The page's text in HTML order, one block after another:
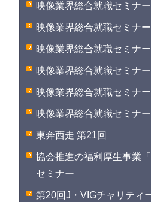
映像業界総合就職セミナ
映像業界総合就職セミナ
映像業界総合就職セミナ
映像業界総合就職セミナ
映像業界総合就職セミナ
映像業界総合就職セミナ
東奔西走 第21回
協会推進の福利厚生事業
セミナー
第20回J・VIGチャリテ